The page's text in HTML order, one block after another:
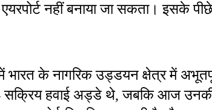
नहीं बनाया जा सकता। इसके
भारत के नागरिक उड्डयन क्षेत्र में
हवाई अड्डे थे, जबकि आज